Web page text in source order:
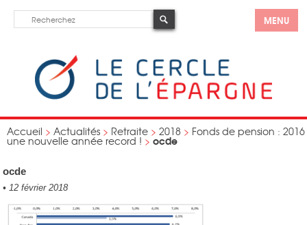
MENU
Accueil > Actualités > Retraite > 2018 > Fonds de pension : 2016
une nouvelle année record ! > ocde
ocde
• 12 février 2018